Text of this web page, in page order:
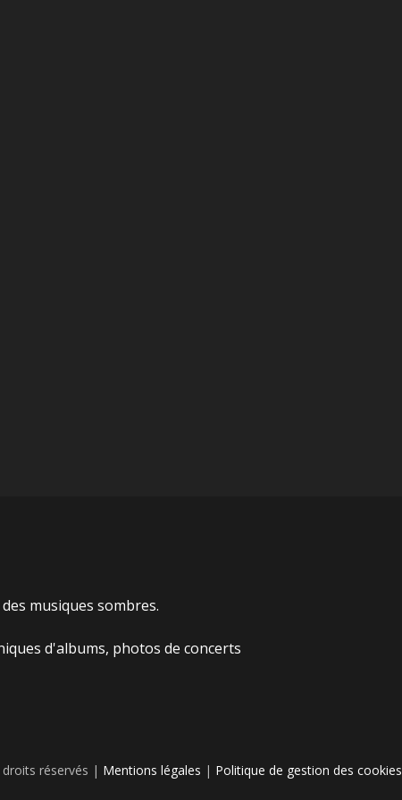
musiques sombres.
d'albums, photos de concerts
réservés | Mentions légales | Politique de gestion des cookies